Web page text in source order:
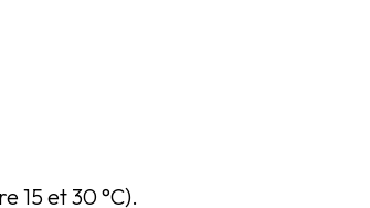
15 et 30 °C).